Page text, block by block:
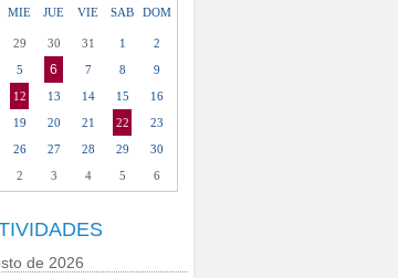
MIE JUE VIE SAB DOM
29 30 31 1
2
5 6 7 8
9
12 13 14 15
16
19 20 21 22
23
26 27 28 29
30
2 3 4 5 6
de 2026